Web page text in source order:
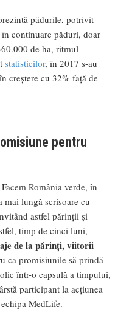
pădurile, potrivit
continuare păduri, doar
de ha, ritmul
statisticilor, în 2017 s-au
creștere cu 32% față de
pentru
România verde, în
mai lungă scrisoare cu
astfel părinții și
timp de cinci luni,
de la părinți, viitorii
ca promisiunile să prindă
într-o capsulă a timpului,
participant la acțiunea
MedLife.